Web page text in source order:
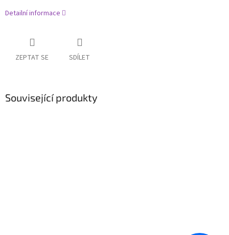
Detailní informace
ZEPTAT SE SDÍLET
Související produkty